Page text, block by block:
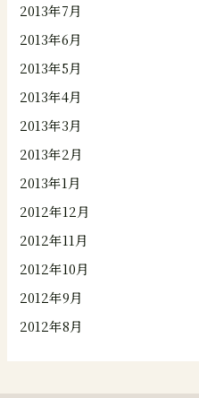
2013年7月
2013年6月
2013年5月
2013年4月
2013年3月
2013年2月
2013年1月
2012年12月
2012年11月
2012年10月
2012年9月
2012年8月